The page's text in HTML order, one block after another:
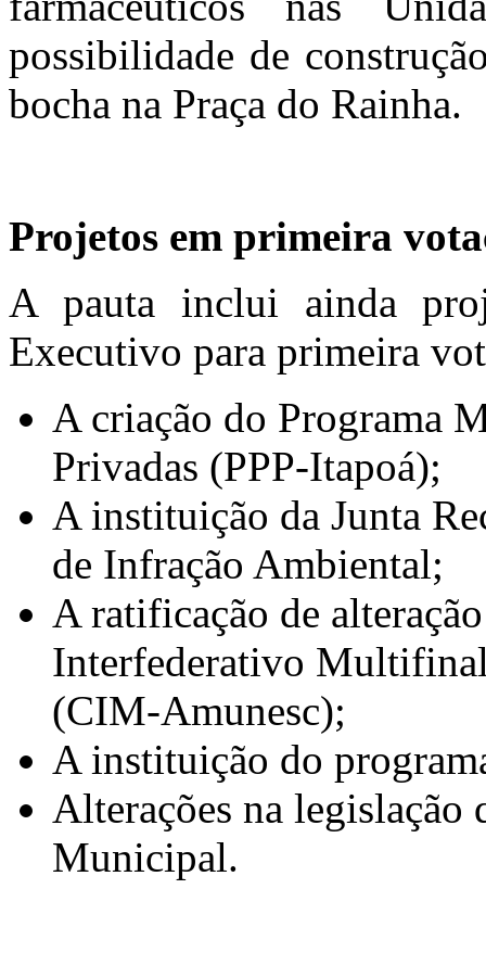
possibilidade de
bocha na Praça do Rainha.
Projetos em primeira
A pauta inclui ainda
Executivo para primeira
A criação do Programa
Privadas (PPP-Itapoá);
A instituição da Junta
de Infração Ambiental;
A ratificação de
Interfederativo
(CIM-Amunesc);
A instituição do
Alterações na legislação
Municipal.